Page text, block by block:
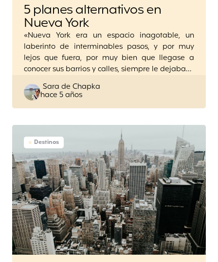
5 planes alternativos en
Nueva York
«Nueva York era un espacio inagotable, un
laberinto de interminables pasos, y por muy
lejos que fuera, por muy bien que llegase a
conocer sus barrios y calles, siempre le dejaba…
Posted
by
Sara de Chapka
hace 5 años
Destinos